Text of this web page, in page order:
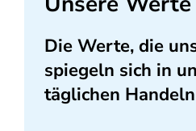
Die Werte, die
spiegeln sich in
täglichen